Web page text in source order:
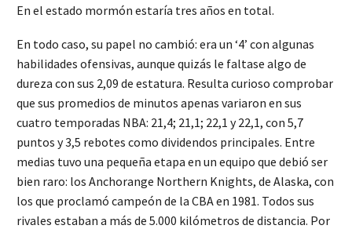
En el estado mormón estaría tres años en total.
En todo caso, su papel no cambió: era un ‘4’ con algunas
habilidades ofensivas, aunque quizás le faltase algo de
dureza con sus 2,09 de estatura. Resulta curioso comprobar
que sus promedios de minutos apenas variaron en sus
cuatro temporadas NBA: 21,4; 21,1; 22,1 y 22,1, con 5,7
puntos y 3,5 rebotes como dividendos principales. Entre
medias tuvo una pequeña etapa en un equipo que debió ser
bien raro: los Anchorange Northern Knights, de Alaska, con
los que proclamó campeón de la CBA en 1981. Todos sus
rivales estaban a más de 5.000 kilómetros de distancia. Por